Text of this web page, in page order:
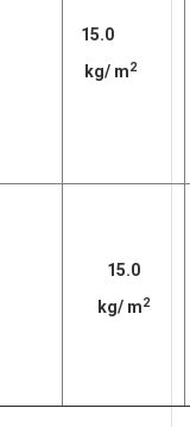
15.0
kg/ m2
15.0
kg/ m2